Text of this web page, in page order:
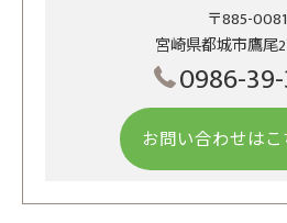
〒885-0081
宮崎県都城市鷹尾
0986-
お問い合わせはこ